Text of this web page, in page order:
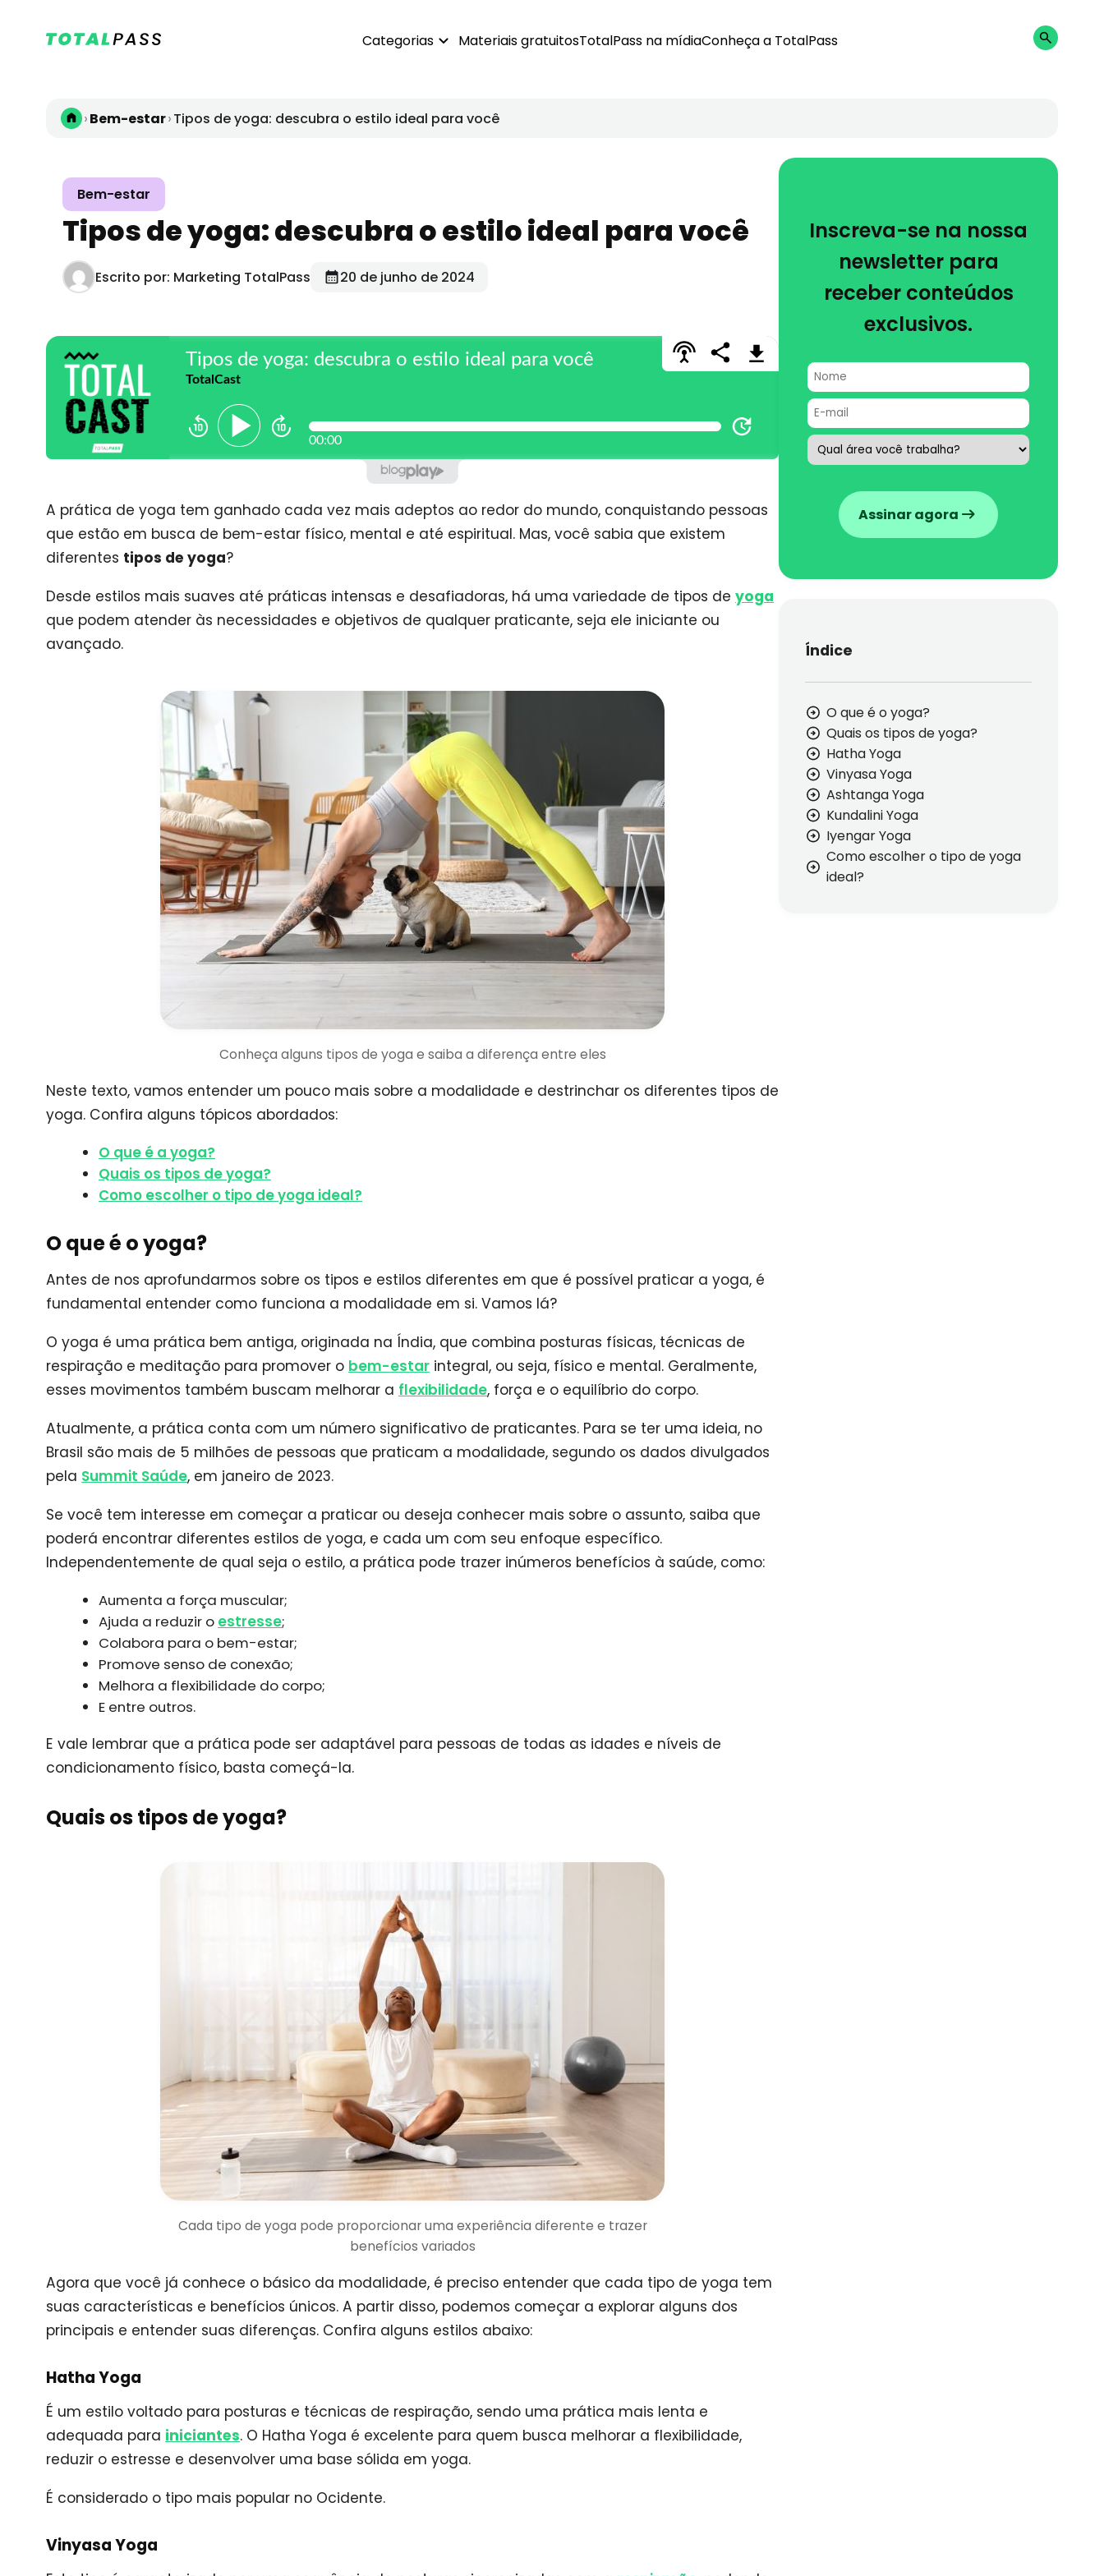
Categorias Materiais gratuitosTotalPass na mídiaConheça a TotalPass
›Bem-estar›Tipos de yoga: descubra o estilo ideal para você
Bem-estar
Tipos de yoga: descubra o estilo ideal para você
Escrito por: Marketing TotalPass 20 de junho de 2024
A prática de yoga tem ganhado cada vez mais adeptos ao redor do mundo, conquistando pessoas
que estão em busca de bem-estar físico, mental e até espiritual. Mas, você sabia que existem
diferentes tipos de yoga?
Desde estilos mais suaves até práticas intensas e desafiadoras, há uma variedade de tipos de yoga
que podem atender às necessidades e objetivos de qualquer praticante, seja ele iniciante ou
avançado.
Conheça alguns tipos de yoga e saiba a diferença entre eles
Neste texto, vamos entender um pouco mais sobre a modalidade e destrinchar os diferentes tipos de
yoga. Confira alguns tópicos abordados:
O que é a yoga?
Quais os tipos de yoga?
Como escolher o tipo de yoga ideal?
O que é o yoga?
Antes de nos aprofundarmos sobre os tipos e estilos diferentes em que é possível praticar a yoga, é
fundamental entender como funciona a modalidade em si. Vamos lá?
O yoga é uma prática bem antiga, originada na Índia, que combina posturas físicas, técnicas de
respiração e meditação para promover o bem-estar integral, ou seja, físico e mental. Geralmente,
esses movimentos também buscam melhorar a flexibilidade, força e o equilíbrio do corpo.
Atualmente, a prática conta com um número significativo de praticantes. Para se ter uma ideia, no
Brasil são mais de 5 milhões de pessoas que praticam a modalidade, segundo os dados divulgados
pela Summit Saúde, em janeiro de 2023.
Se você tem interesse em começar a praticar ou deseja conhecer mais sobre o assunto, saiba que
poderá encontrar diferentes estilos de yoga, e cada um com seu enfoque específico.
Independentemente de qual seja o estilo, a prática pode trazer inúmeros benefícios à saúde, como:
Aumenta a força muscular;
Ajuda a reduzir o estresse;
Colabora para o bem-estar;
Promove senso de conexão;
Melhora a flexibilidade do corpo;
E entre outros.
E vale lembrar que a prática pode ser adaptável para pessoas de todas as idades e níveis de
condicionamento físico, basta começá-la.
Quais os tipos de yoga?
Cada tipo de yoga pode proporcionar uma experiência diferente e trazer
benefícios variados
Agora que você já conhece o básico da modalidade, é preciso entender que cada tipo de yoga tem
suas características e benefícios únicos. A partir disso, podemos começar a explorar alguns dos
principais e entender suas diferenças. Confira alguns estilos abaixo:
Hatha Yoga
É um estilo voltado para posturas e técnicas de respiração, sendo uma prática mais lenta e
adequada para iniciantes. O Hatha Yoga é excelente para quem busca melhorar a flexibilidade,
reduzir o estresse e desenvolver uma base sólida em yoga.
É considerado o tipo mais popular no Ocidente.
Vinyasa Yoga
Inscreva-se na nossa
newsletter para
receber conteúdos
exclusivos.
Assinar agora
Índice
O que é o yoga?
Quais os tipos de yoga?
Hatha Yoga
Vinyasa Yoga
Ashtanga Yoga
Kundalini Yoga
Iyengar Yoga
Como escolher o tipo de yoga
ideal?